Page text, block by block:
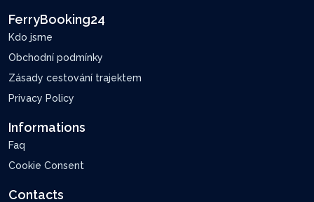
FerryBooking24
Kdo jsme
Obchodní podmínky
Zásady cestování trajektem
Privacy Policy
Informations
Faq
Cookie Consent
Contacts